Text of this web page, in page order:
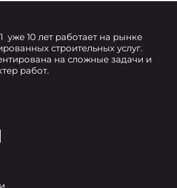
уже 10 лет работает на рынке
строительных услуг.
на сложные задачи и
работ.